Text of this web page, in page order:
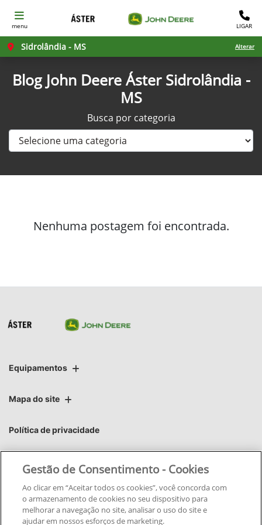
menu LIGAR
Sidrolândia - MS Alterar
Blog John Deere Áster Sidrolândia -
MS
Busca por categoria
Nenhuma postagem foi encontrada.
Equipamentos
Mapa do site
Política de privacidade
Áster | Áster Máquinas e Soluções Integradas Ltda.
CNPJ: 06.220.403/0015-28
Gestão de Consentimento - Cookies
Ao clicar em “Aceitar todos os cookies”, você concorda com
o armazenamento de cookies no seu dispositivo para
melhorar a navegação no site, analisar o uso do site e
ajudar em nossos esforços de marketing.